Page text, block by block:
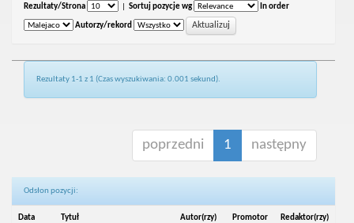
Rezultaty/Strona Sortuj pozycje wg In order
Autorzy/rekord
Rezultaty 1-1 z 1 (Czas wyszukiwania: 0.001 sekund).
poprzedni 1 następny
Odsłon pozycji:
Data
Tytuł Autor(rzy) Promotor Redaktor(rzy)